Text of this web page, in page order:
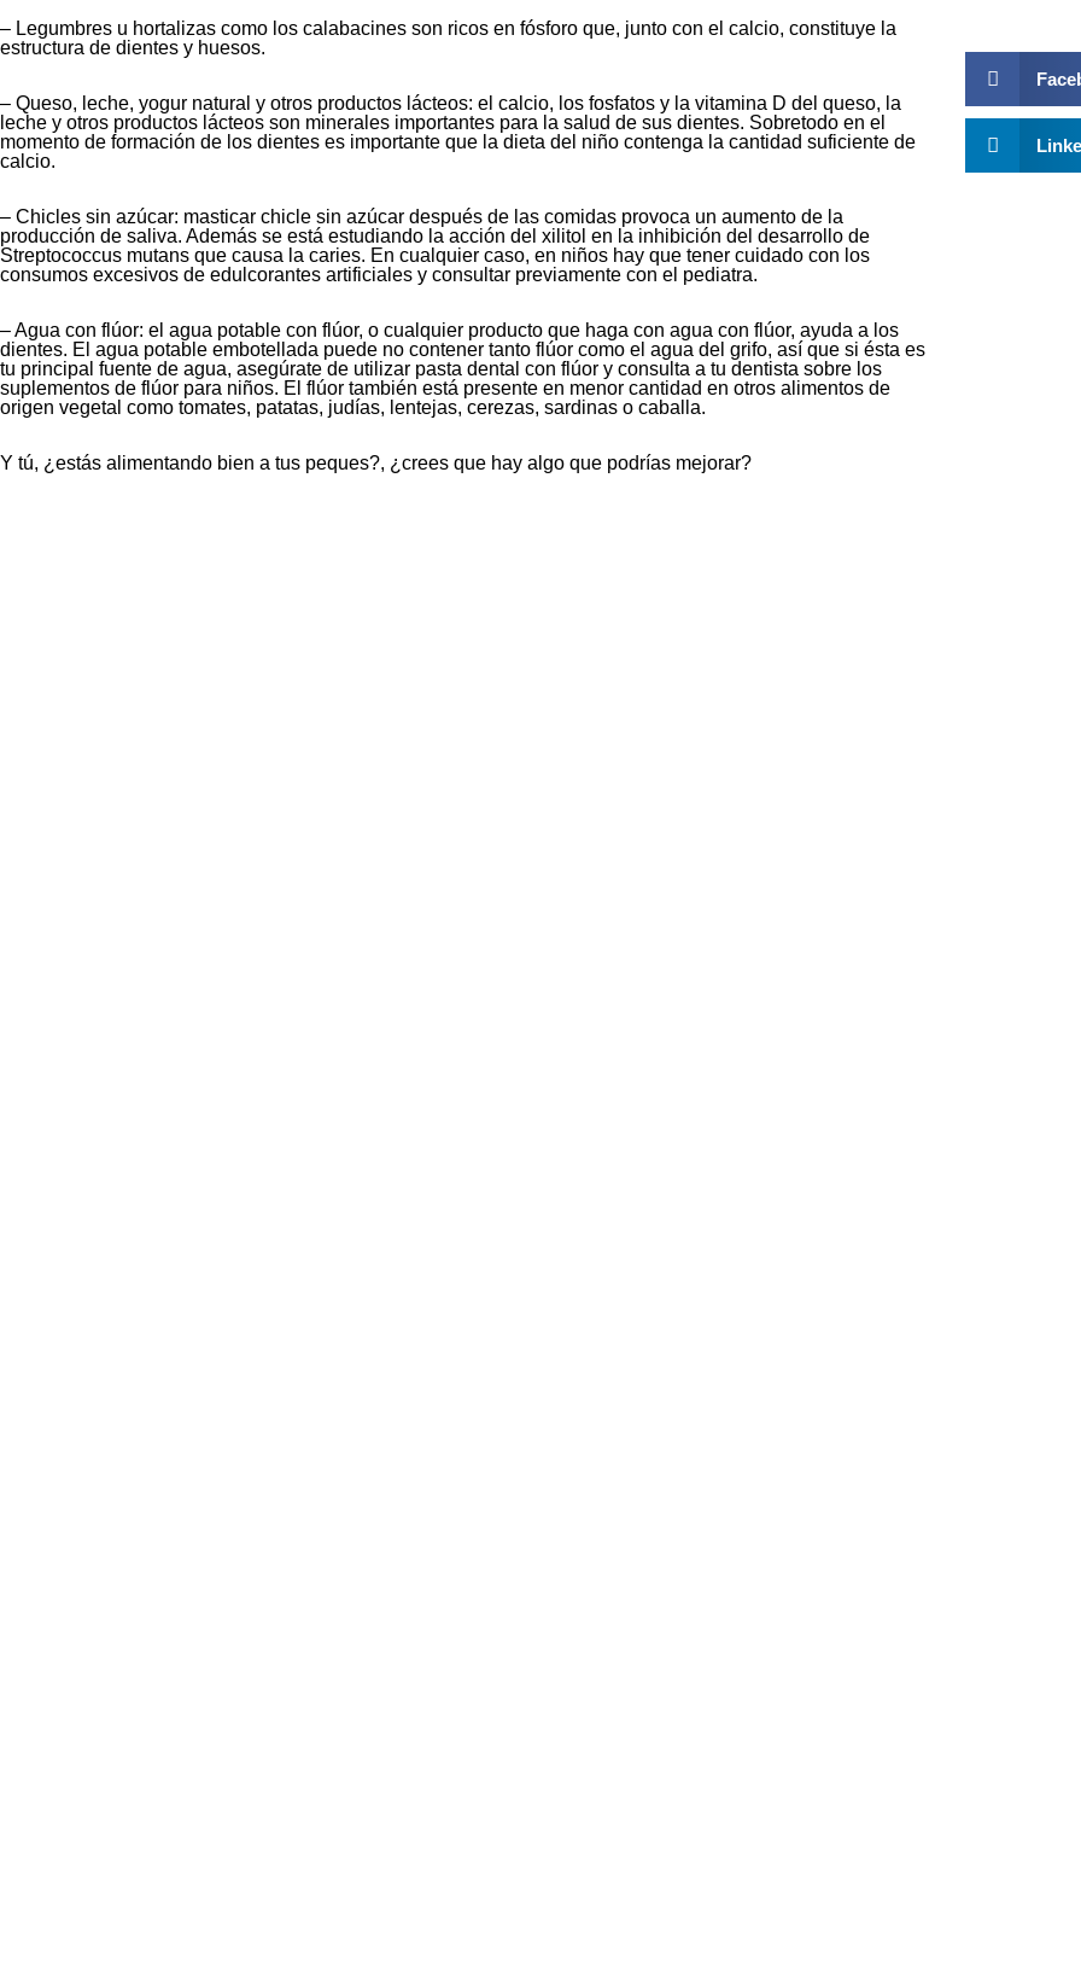
– Legumbres u hortalizas como los calabacines son ricos en fósforo que, junto con el calcio, constituye la
estructura de dientes y huesos.
– Queso, leche, yogur natural y otros productos lácteos: el calcio, los fosfatos y la vitamina D del queso, la
leche y otros productos lácteos son minerales importantes para la salud de sus dientes. Sobretodo en el
momento de formación de los dientes es importante que la dieta del niño contenga la cantidad suficiente de
calcio.
– Chicles sin azúcar: masticar chicle sin azúcar después de las comidas provoca un aumento de la
producción de saliva. Además se está estudiando la acción del xilitol en la inhibición del desarrollo de
Streptococcus mutans que causa la caries. En cualquier caso, en niños hay que tener cuidado con los
consumos excesivos de edulcorantes artificiales y consultar previamente con el pediatra.
– Agua con flúor: el agua potable con flúor, o cualquier producto que haga con agua con flúor, ayuda a los
dientes. El agua potable embotellada puede no contener tanto flúor como el agua del grifo, así que si ésta es
tu principal fuente de agua, asegúrate de utilizar pasta dental con flúor y consulta a tu dentista sobre los
suplementos de flúor para niños. El flúor también está presente en menor cantidad en otros alimentos de
origen vegetal como tomates, patatas, judías, lentejas, cerezas, sardinas o caballa.
Y tú, ¿estás alimentando bien a tus peques?, ¿crees que hay algo que podrías mejorar?